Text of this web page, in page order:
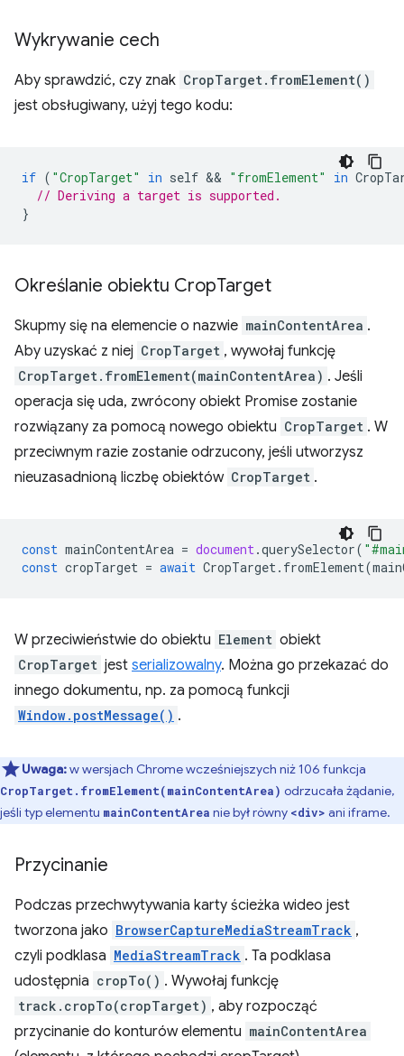
Wykrywanie cech
Aby sprawdzić, czy znak CropTarget.fromElement()
jest obsługiwany, użyj tego kodu:
if ( "CropTarget" in self && "fromElement" in
// Deriving a target is supported.
}
Określanie obiektu CropTarget
Skupmy się na elemencie o nazwie mainContentArea .
Aby uzyskać z niej CropTarget , wywołaj funkcję
CropTarget.fromElement(mainContentArea) . Jeśli
operacja się uda, zwrócony obiekt Promise zostanie
rozwiązany za pomocą nowego obiektu CropTarget . W
przeciwnym razie zostanie odrzucony, jeśli utworzysz
nieuzasadnioną liczbę obiektów CropTarget .
const mainContentArea = document .querySelector(
const cropTarget = await CropTarget . fromElement(
W przeciwieństwie do obiektu Element obiekt
CropTarget jest serializowalny. Można go przekazać do
innego dokumentu, np. za pomocą funkcji
Window.postMessage() .
Uwaga:w wersjach Chrome wcześniejszych niż 106 funkcja
CropTarget.fromElement(mainContentArea) odrzucała żądanie,
jeśli typ elementu mainContentArea nie był równy <div> ani iframe.
Przycinanie
Podczas przechwytywania karty ścieżka wideo jest
tworzona jako BrowserCaptureMediaStreamTrack ,
czyli podklasa MediaStreamTrack . Ta podklasa
udostępnia cropTo() . Wywołaj funkcję
track.cropTo(cropTarget) , aby rozpocząć
przycinanie do konturów elementu mainContentArea